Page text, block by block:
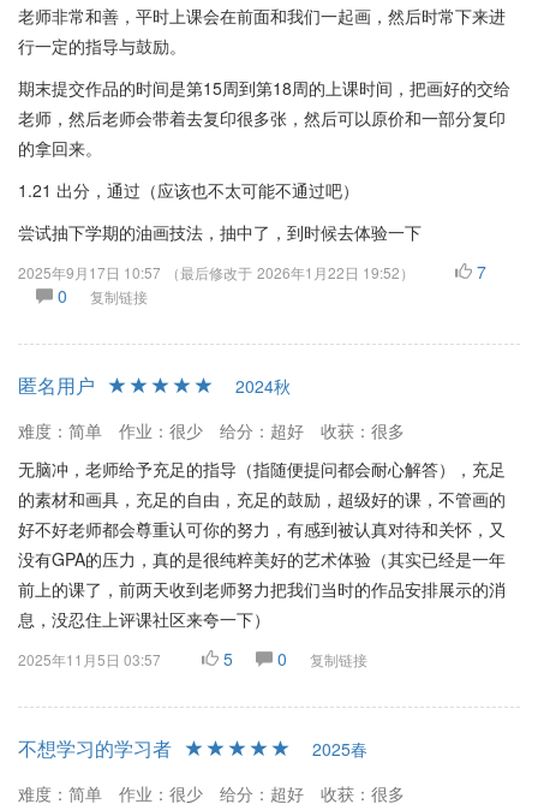
老师非常和善，平时上课会在前面和我们一起画，然后时常下来进
行一定的指导与鼓励。
期末提交作品的时间是第15周到第18周的上课时间，把画好的交给
老师，然后老师会带着去复印很多张，然后可以原价和一部分复印
的拿回来。
1.21 出分，通过（应该也不太可能不通过吧）
尝试抽下学期的油画技法，抽中了，到时候去体验一下
2025年9月17日 10:57 （最后修改于 2026年1月22日 19:52）
7
0
复制链接
匿名用户
2024秋
难度：简单
作业：很少 给分：超好
收获：很多
无脑冲，老师给予充足的指导（指随便提问都会耐心解答），充足
的素材和画具，充足的自由，充足的鼓励，超级好的课，不管画的
好不好老师都会尊重认可你的努力，有感到被认真对待和关怀，又
没有GPA的压力，真的是很纯粹美好的艺术体验（其实已经是一年
前上的课了，前两天收到老师努力把我们当时的作品安排展示的消
息，没忍住上评课社区来夸一下）
2025年11月5日 03:57 5 0 复制链接
不想学习的学习者
2025春
难度：简单
作业：很少 给分：超好
收获：很多